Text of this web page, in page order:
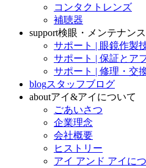
コンタクトレンズ
補聴器
support検眼・メンテナンス
サポート | 眼鏡作製
サポート | 保証とア
サポート | 修理・交
blogスタッフブログ
aboutアイ&アイについて
ごあいさつ
企業理念
会社概要
ヒストリー
アイ アンド アイに